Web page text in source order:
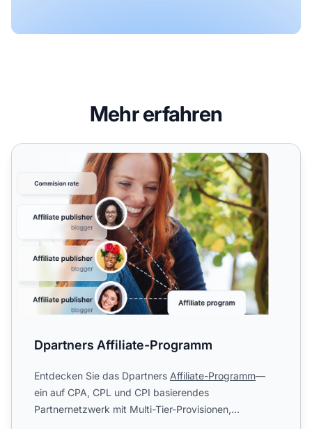
Mehr erfahren
Dpartners Affiliate-Programm
Dpartners Affiliate-Programm
Entdecken Sie das Dpartners Affiliate-Programm—
ein auf CPA, CPL und CPI basierendes
Partnernetzwerk mit Multi-Tier-Provisionen,